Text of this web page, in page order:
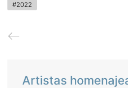
#2022
Artistas